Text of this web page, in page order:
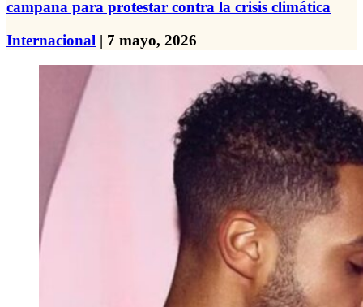
campana para protestar contra la crisis climática
Internacional | 7 mayo, 2026